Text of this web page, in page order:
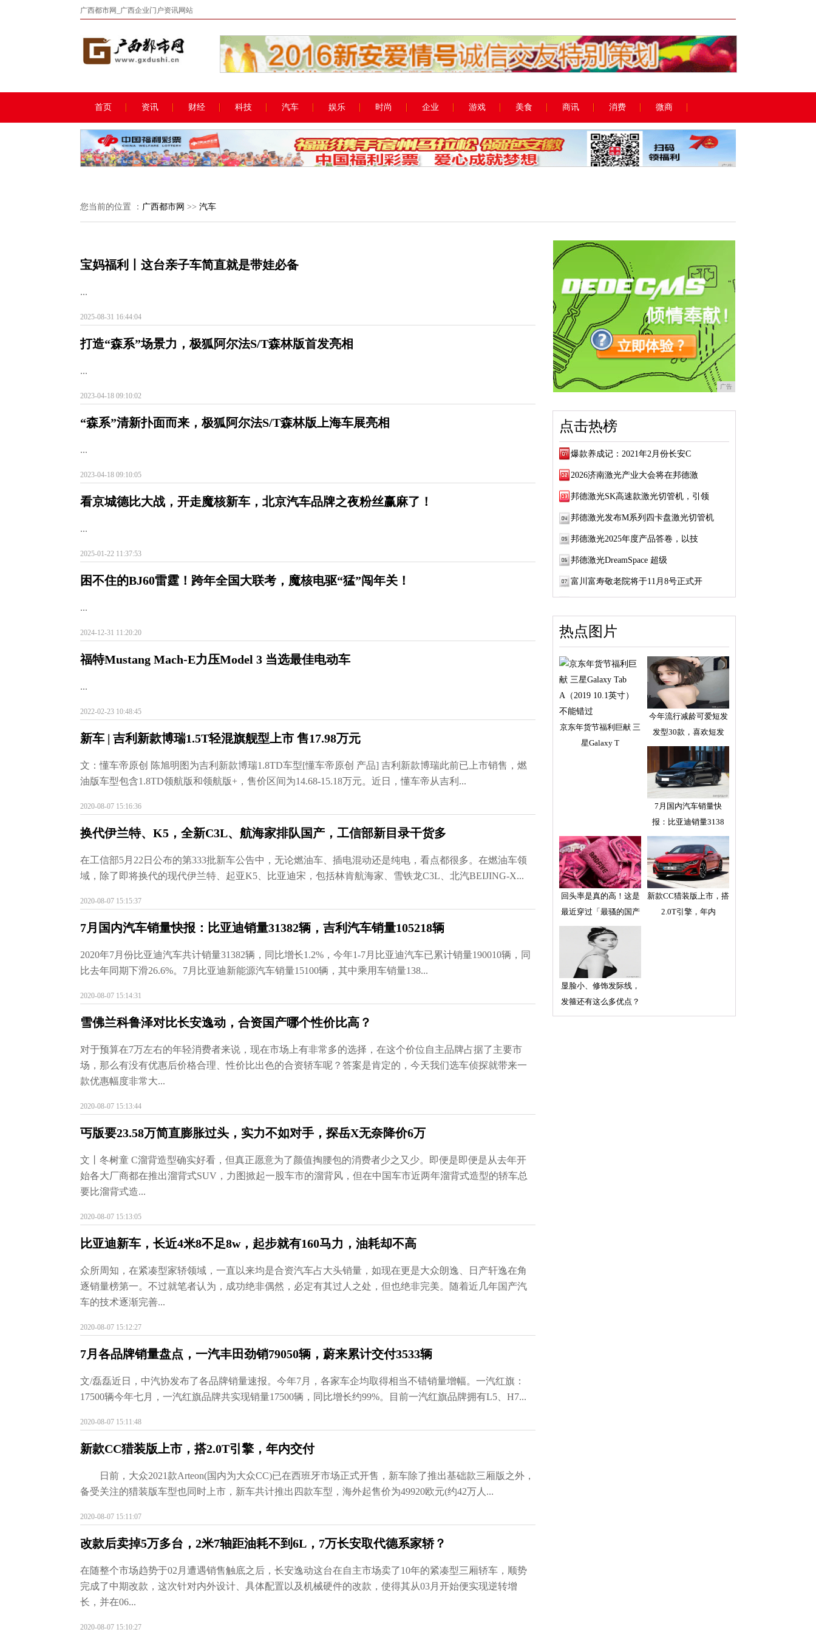
广西都市网_广西企业门户资讯网站
首页 资讯 财经 科技 汽车 娱乐 时尚 企业 游戏 美食 商讯 消费 微商
广告
您当前的位置 ： 广西都市网 >> 汽车
宝妈福利丨这台亲子车简直就是带娃必备
...
2025-08-31 16:44:04
打造“森系”场景力，极狐阿尔法S/T森林版首发亮相
...
2023-04-18 09:10:02
“森系”清新扑面而来，极狐阿尔法S/T森林版上海车展亮相
...
2023-04-18 09:10:05
看京城德比大战，开走魔核新车，北京汽车品牌之夜粉丝赢麻了！
...
2025-01-22 11:37:53
困不住的BJ60雷霆！跨年全国大联考，魔核电驱“猛”闯年关！
...
2024-12-31 11:20:20
福特Mustang Mach-E力压Model 3 当选最佳电动车
...
2022-02-23 10:48:45
新车 | 吉利新款博瑞1.5T轻混旗舰型上市 售17.98万元
文：懂车帝原创 陈旭明图为吉利新款博瑞1.8TD车型[懂车帝原创 产品] 吉利新款博瑞此前已上市销售，燃
油版车型包含1.8TD领航版和领航版+，售价区间为14.68-15.18万元。近日，懂车帝从吉利...
2020-08-07 15:16:36
换代伊兰特、K5，全新C3L、航海家排队国产，工信部新目录干货多
在工信部5月22日公布的第333批新车公告中，无论燃油车、插电混动还是纯电，看点都很多。在燃油车领
域，除了即将换代的现代伊兰特、起亚K5、比亚迪宋，包括林肯航海家、雪铁龙C3L、北汽BEIJING-X...
2020-08-07 15:15:37
7月国内汽车销量快报：比亚迪销量31382辆，吉利汽车销量105218辆
2020年7月份比亚迪汽车共计销量31382辆，同比增长1.2%，今年1-7月比亚迪汽车已累计销量190010辆，同
比去年同期下滑26.6%。7月比亚迪新能源汽车销量15100辆，其中乘用车销量138...
2020-08-07 15:14:31
雪佛兰科鲁泽对比长安逸动，合资国产哪个性价比高？
对于预算在7万左右的年轻消费者来说，现在市场上有非常多的选择，在这个价位自主品牌占据了主要市
场，那么有没有优惠后价格合理、性价比出色的合资轿车呢？答案是肯定的，今天我们选车侦探就带来一
款优惠幅度非常大...
2020-08-07 15:13:44
丐版要23.58万简直膨胀过头，实力不如对手，探岳X无奈降价6万
文丨冬树童 C溜背造型确实好看，但真正愿意为了颜值掏腰包的消费者少之又少。即便是即便是从去年开
始各大厂商都在推出溜背式SUV，力图掀起一股车市的溜背风，但在中国车市近两年溜背式造型的轿车总
要比溜背式造...
2020-08-07 15:13:05
比亚迪新车，长近4米8不足8w，起步就有160马力，油耗却不高
众所周知，在紧凑型家轿领域，一直以来均是合资汽车占大头销量，如现在更是大众朗逸、日产轩逸在角
逐销量榜第一。不过就笔者认为，成功绝非偶然，必定有其过人之处，但也绝非完美。随着近几年国产汽
车的技术逐渐完善...
2020-08-07 15:12:27
7月各品牌销量盘点，一汽丰田劲销79050辆，蔚来累计交付3533辆
文/磊磊近日，中汽协发布了各品牌销量速报。今年7月，各家车企均取得相当不错销量增幅。一汽红旗：
17500辆今年七月，一汽红旗品牌共实现销量17500辆，同比增长约99%。目前一汽红旗品牌拥有L5、H7...
2020-08-07 15:11:48
新款CC猎装版上市，搭2.0T引擎，年内交付
日前，大众2021款Arteon(国内为大众CC)已在西班牙市场正式开售，新车除了推出基础款三厢版之外，
备受关注的猎装版车型也同时上市，新车共计推出四款车型，海外起售价为49920欧元(约42万人...
2020-08-07 15:11:07
改款后卖掉5万多台，2米7轴距油耗不到6L，7万长安取代德系家轿？
在随整个市场趋势于02月遭遇销售触底之后，长安逸动这台在自主市场卖了10年的紧凑型三厢轿车，顺势
完成了中期改款，这次针对内外设计、具体配置以及机械硬件的改款，使得其从03月开始便实现逆转增
长，并在06...
2020-08-07 15:10:27
广告
点击热榜
爆款养成记：2021年2月份长安C
2026济南激光产业大会将在邦德激
邦德激光SK高速款激光切管机，引领
邦德激光发布M系列四卡盘激光切管机
邦德激光2025年度产品答卷，以技
邦德激光DreamSpace 超级
富川富寿敬老院将于11月8号正式开
热点图片
京东年货节福利巨献 三
星Galaxy T
今年流行减龄可爱短发
发型30款，喜欢短发
7月国内汽车销量快
报：比亚迪销量3138
回头率是真的高！这是
最近穿过「最骚的国产
新款CC猎装版上市，搭
2.0T引擎，年内
显脸小、修饰发际线，
发箍还有这么多优点？